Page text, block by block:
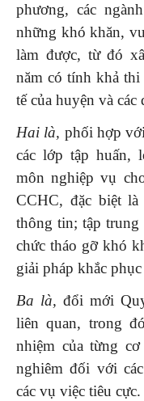
phương, các
những khó khăn,
làm được, từ đó
năm có tính khả
tế của huyện và các
Hai là, phối hợp
các lớp tập huấn,
môn nghiệp vụ
CCHC, đặc biệt
thông tin; tập trung
chức tháo gỡ khó
giải pháp khắc
Ba là,đổi mới
liên quan, trong
nhiệm của từng
nghiêm đối với
các vụ việc tiêu cực.